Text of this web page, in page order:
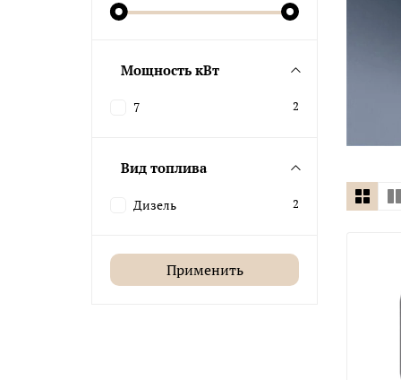
Мощность кВт
7 2
Вид топлива
Дизель 2
Применить